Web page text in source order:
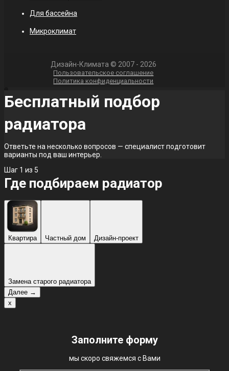
Для бассейна
Микроклимат
Дизайн-Климата © 2007 - 2026
Пользовательское соглашение
Политика конфиденциальности
Бесплатный подбор
радиатора
Ответьте на несколько вопросов — специалист подготовит
варианты под ваш интерьер.
Шаг 1 из 5
Где подбираем радиатор
Квартира Частный дом Дизайн-проект
Замена старого радиатора
Далее →
x
Заполните форму
мы скоро свяжемся с Вами